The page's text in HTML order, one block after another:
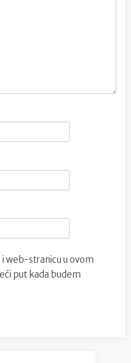
web-stranicu u ovom
put kada budem